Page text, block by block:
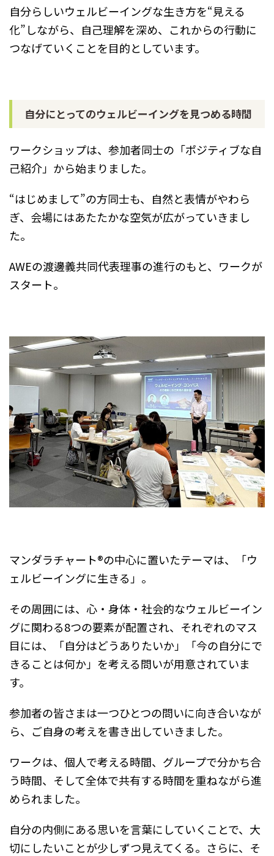
自分らしいウェルビーイングな生き方を“見える
化”しながら、自己理解を深め、これからの行動に
つなげていくことを目的としています。
自分にとってのウェルビーイングを見つめる時間
ワークショップは、参加者同士の「ポジティブな自
己紹介」から始まりました。
“はじめまして”の方同士も、自然と表情がやわら
ぎ、会場にはあたたかな空気が広がっていきまし
た。
AWEの渡邊義共同代表理事の進行のもと、ワークが
スタート。
マンダラチャート®の中心に置いたテーマは、「ウ
ェルビーイングに生きる」。
その周囲には、心・身体・社会的なウェルビーイン
グに関わる8つの要素が配置され、それぞれのマス
目には、「自分はどうありたいか」「今の自分にで
きることは何か」を考える問いが用意されていま
す。
参加者の皆さまは一つひとつの問いに向き合いなが
ら、ご自身の考えを書き出していきました。
ワークは、個人で考える時間、グループで分かち合
う時間、そして全体で共有する時間を重ねながら進
められました。
自分の内側にある思いを言葉にしていくことで、大
切にしたいことが少しずつ見えてくる。さらに、そ